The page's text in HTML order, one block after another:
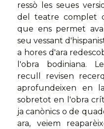
ressò les seues
del teatre complet
que ens permet
seu vessant
a hores d'ara
l'obra bodiniana.
recull revisen
aprofundeixen en
sobretot en l'obra
ja canònics o de
ara, veiem